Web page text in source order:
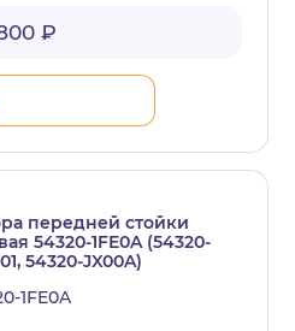
₽
передней стойки
54320-1FE0A (54320-
54320-JX00A)
1FE0A